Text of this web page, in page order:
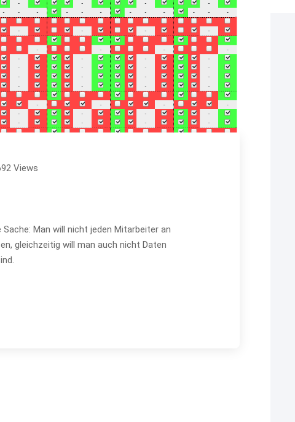
Views
Man will nicht jeden Mitarbeiter an
gleichzeitig will man auch nicht Daten